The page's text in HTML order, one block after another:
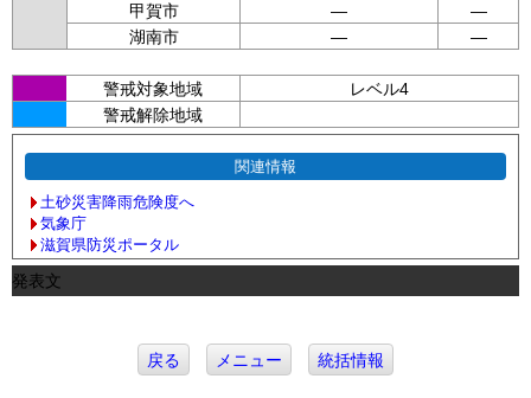
甲賀市
—
—
湖南市
— —
警戒対象地域
レベル4
警戒解除地域
関連情報
土砂災害降雨危険度へ
気象庁
滋賀県防災ポータル
発表文
戻る メニュー 統括情報